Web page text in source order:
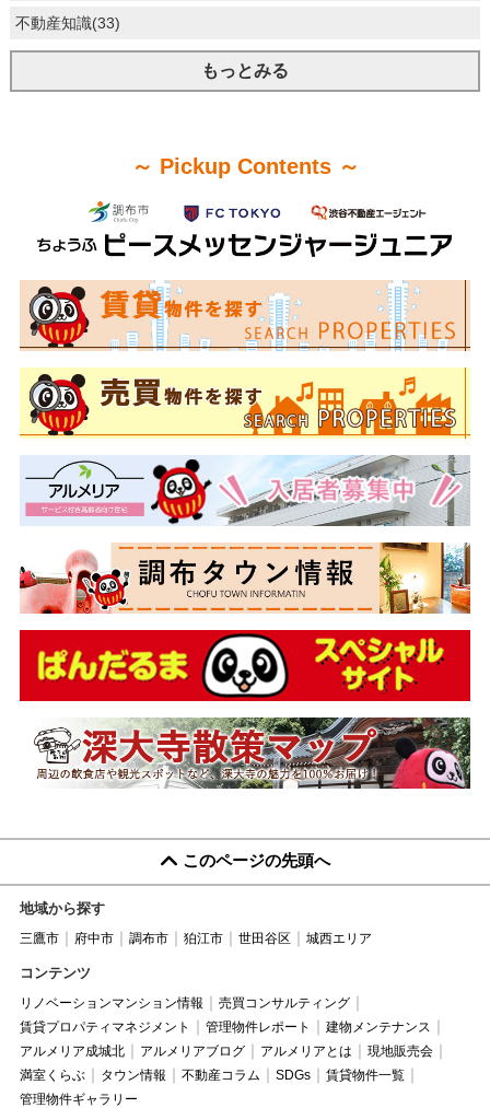
不動産知識(33)
もっとみる
～ Pickup Contents ～
このページの先頭へ
地域から探す
三鷹市 府中市 調布市 狛江市 世田谷区 城西エリア
コンテンツ
リノベーションマンション情報
売買コンサルティング
賃貸プロパティマネジメント
管理物件レポート
建物メンテナンス
アルメリア成城北
アルメリアブログ アルメリアとは
現地販売会
満室くらぶ
タウン情報 不動産コラム SDGs
賃貸物件一覧
管理物件ギャラリー